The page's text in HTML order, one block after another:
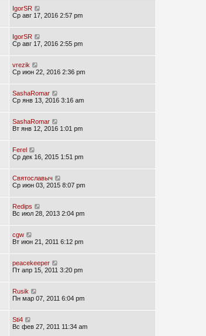
IgorSR
Ср авг 17, 2016 2:57 pm
IgorSR
Ср авг 17, 2016 2:55 pm
vrezik
Ср июн 22, 2016 2:36 pm
SashaRomar
Ср янв 13, 2016 3:16 am
SashaRomar
Вт янв 12, 2016 1:01 pm
Ferel
Ср дек 16, 2015 1:51 pm
Святославыч
Ср июн 03, 2015 8:07 pm
Redips
Вс июл 28, 2013 2:04 pm
cgw
Вт июн 21, 2011 6:12 pm
peacekeeper
Пт апр 15, 2011 3:20 pm
Rusik
Пн мар 07, 2011 6:04 pm
Sti4
Вс фев 27, 2011 11:34 am